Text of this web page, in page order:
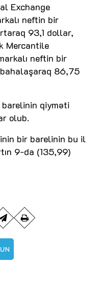
Exchange
neftin bir
93,1 dollar,
Mercantile
neftin bir
86,75
qiyməti
olub.
bir barelinin bu il
9-da (135,99)